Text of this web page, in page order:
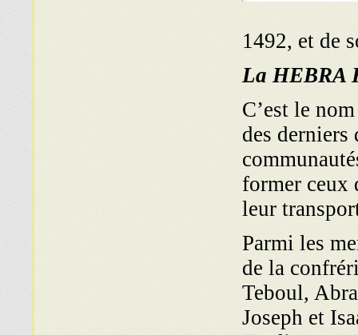
1492, et de
La HEBRA
C’est le
des
former ceux
leur
Parmi les
de la
Teboul,
Joseph et